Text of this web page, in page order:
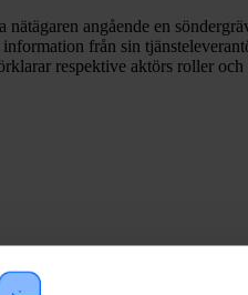
angående en
från sin
respektive aktörs roller och